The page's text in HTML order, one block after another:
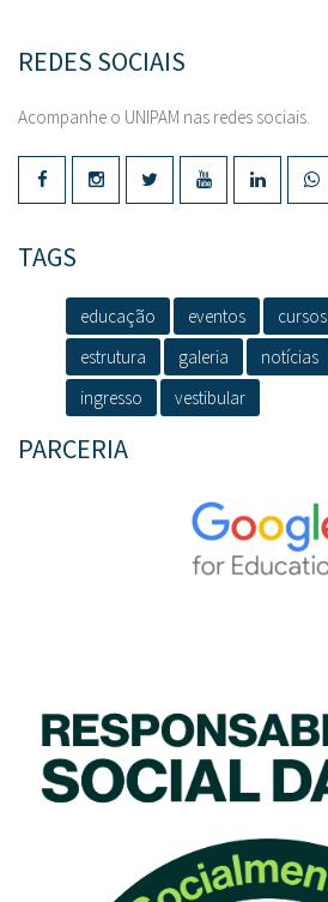
REDES SOCIAIS
Acompanhe o UNIPAM nas redes sociais.
TAGS
educação eventos cursos
estrutura
galeria notícias
ingresso
vestibular
PARCERIA